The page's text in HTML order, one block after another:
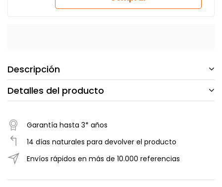
Descripción
Detalles del producto
Garantía hasta 3* años
14 días naturales para devolver el producto
Envíos rápidos en más de 10.000 referencias